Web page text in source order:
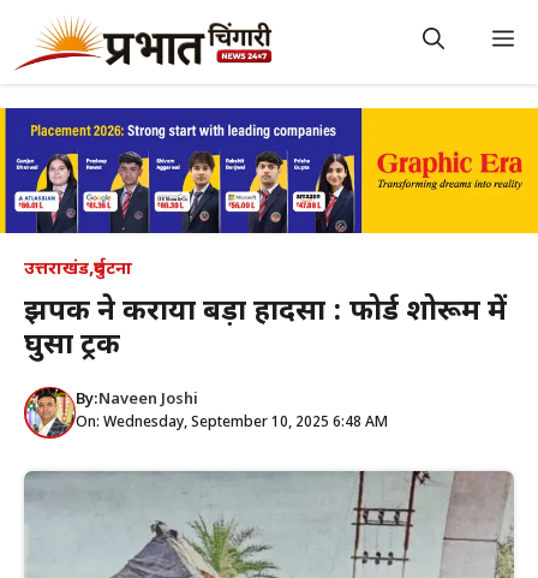
content
उत्तराखंड,दुर्घटना
झपकी ने कराया बड़ा हादसा : फोर्ड शोरूम में
घुसा ट्रक
By:Naveen Joshi
On: Wednesday, September 10, 2025 6:48 AM